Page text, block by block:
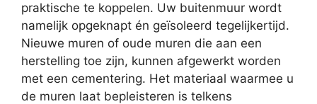
praktische te koppelen. Uw buitenmuur wordt
namelijk opgeknapt én geïsoleerd tegelijkertijd.
Nieuwe muren of oude muren die aan een
herstelling toe zijn, kunnen afgewerkt worden
met een cementering. Het materiaal waarmee u
de muren laat bepleisteren is telkens